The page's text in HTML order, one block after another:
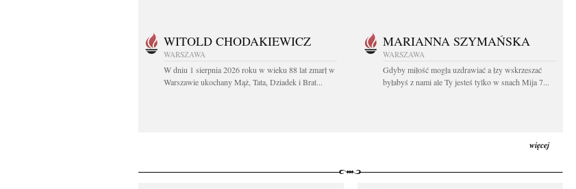
WITOLD CHODAKIEWICZ
WARSZAWA
W dniu 1 sierpnia 2026 roku w wieku 88 lat zmarł w
Warszawie ukochany Mąż, Tata, Dziadek i Brat...
MARIANNA SZYMAŃSKA
WARSZAWA
Gdyby miłość mogła uzdrawiać a łzy wskrzeszać
byłabyś z nami ale Ty jesteś tylko w snach Mija 7...
więcej